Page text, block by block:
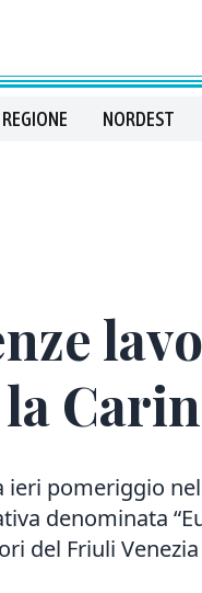
REGIONE NORDEST
ieri pomeriggio
denominata
del Friuli